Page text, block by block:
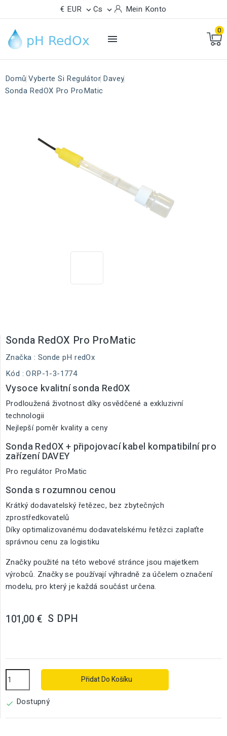
€ EUR  Cs  Mein Konto

0
Domů Vyberte Si Regulátor Davey
Sonda RedOX Pro ProMatic
Sonda RedOX Pro ProMatic
Značka : Sonde pH redOx
Kód : ORP-1-3-1774
Vysoce kvalitní sonda RedOX
Prodloužená životnost díky osvědčené a exkluzivní
technologii
Nejlepší poměr kvality a ceny
Sonda RedOX + připojovací kabel kompatibilní pro
zařízení DAVEY
Pro regulátor ProMatic
Sonda s rozumnou cenou
Krátký dodavatelský řetězec, bez zbytečných
zprostředkovatelů
Díky optimalizovanému dodavatelskému řetězci zaplaťte
správnou cenu za logistiku
Značky použité na této webové stránce jsou majetkem
výrobců. Značky se používají výhradně za účelem označení
modelu, pro který je každá součást určena.
101,00 € S DPH
Přidat Do Košíku
 Dostupný